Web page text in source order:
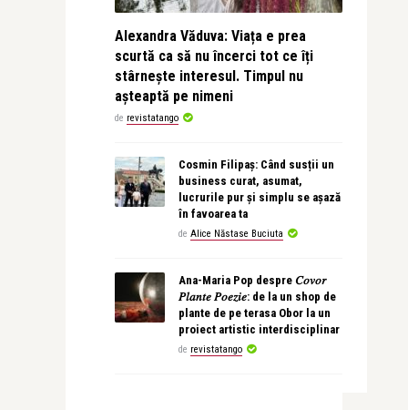
Alexandra Văduva: Viața e prea
scurtă ca să nu încerci tot ce îți
stârnește interesul. Timpul nu
așteaptă pe nimeni
de revistatango
Cosmin Filipaș: Când susții un
business curat, asumat,
lucrurile pur și simplu se așază
în favoarea ta
de Alice Năstase Buciuta
Ana-Maria Pop despre 𝐶𝑜𝑣𝑜𝑟
𝑃𝑙𝑎𝑛𝑡𝑒 𝑃𝑜𝑒𝑧𝑖𝑒: de la un shop de
plante de pe terasa Obor la un
proiect artistic interdisciplinar
de revistatango